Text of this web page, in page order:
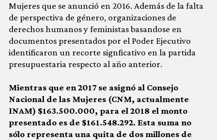
Mujeres que se anunció en 2016. Además de la falta
de perspectiva de género, organizaciones de
derechos humanos y feministas basandose en
documentos presentados por el Poder Ejecutivo
identificaron un recorte signficativo en la partida
presupuestaria respecto al año anterior.
Mientras que en 2017 se asignó al Consejo
Nacional de las Mujeres (CNM, actualmente
INAM) $163.500.000, para el 2018 el monto
presentado es de $161.548.292. Esta suma no
sólo representa una quita de dos millones de